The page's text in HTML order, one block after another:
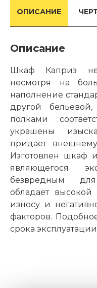
ОПИСАНИЕ
Описание
Шкаф Каприз не
несмотря на
наполнение
другой
полками
украшены
придает
Изготовлен шкаф
являющегося
безвредным
обладает высокой
износу и
факторов.
срока эксплуатации